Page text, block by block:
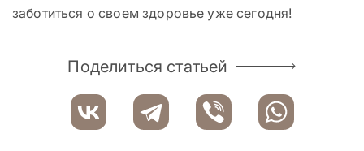
заботиться о своем здоровье уже сегодня!
Поделиться статьей